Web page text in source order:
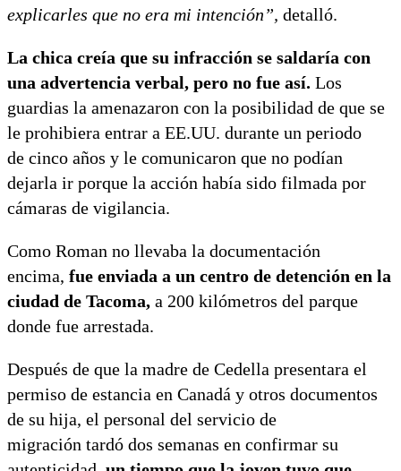
explicarles que no era mi intención”, detalló.
La chica creía que su infracción se saldaría con
una advertencia verbal, pero no fue así. Los
guardias la amenazaron con la posibilidad de que se
le prohibiera entrar a EE.UU. durante un periodo
de cinco años y le comunicaron que no podían
dejarla ir porque la acción había sido filmada por
cámaras de vigilancia.
Como Roman no llevaba la documentación
encima, fue enviada a un centro de detención en la
ciudad de Tacoma, a 200 kilómetros del parque
donde fue arrestada.
Después de que la madre de Cedella presentara el
permiso de estancia en Canadá y otros documentos
de su hija, el personal del servicio de
migración tardó dos semanas en confirmar su